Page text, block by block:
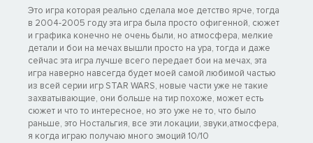
Это игра которая реально сделала мое детство ярче, тогда
в 2004-2005 году эта игра была просто офигенной, сюжет
и графика конечно не очень были, но атмосфера, мелкие
детали и бои на мечах вышли просто на ура, тогда и даже
сейчас эта игра лучше всего передает бои на мечах, эта
игра наверно навсегда будет моей самой любимой частью
из всей серии игр STAR WARS, новые части уже не такие
захватывающие, они больше на тир похоже, может есть
сюжет и что то интересное, но это уже не то, что было
раньше, это Ностальгия, все эти локации, звуки,атмосфера,
я когда играю получаю много эмоций 10/10